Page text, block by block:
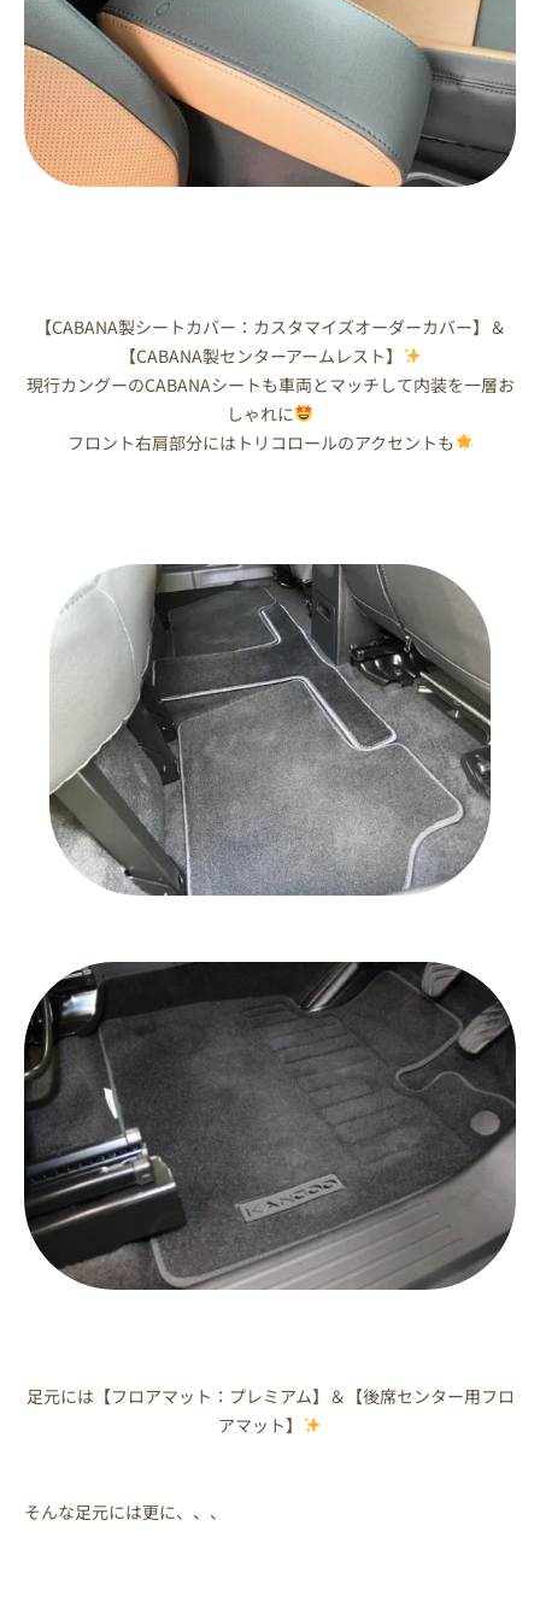
【CABANA製シートカバー：カスタマイズオーダーカバー】＆
【CABANA製センターアームレスト】
現行カングーのCABANAシートも車両とマッチして内装を一層お
しゃれに
フロント右肩部分にはトリコロールのアクセントも
足元には【フロアマット：プレミアム】＆【後席センター用フロ
アマット】
そんな足元には更に、、、